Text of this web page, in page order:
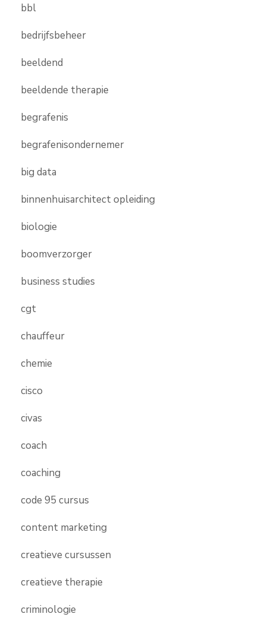
bbl
bedrijfsbeheer
beeldend
beeldende therapie
begrafenis
begrafenisondernemer
big data
binnenhuisarchitect opleiding
biologie
boomverzorger
business studies
cgt
chauffeur
chemie
cisco
civas
coach
coaching
code 95 cursus
content marketing
creatieve cursussen
creatieve therapie
criminologie